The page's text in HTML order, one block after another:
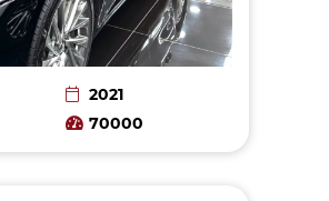
2021
70000